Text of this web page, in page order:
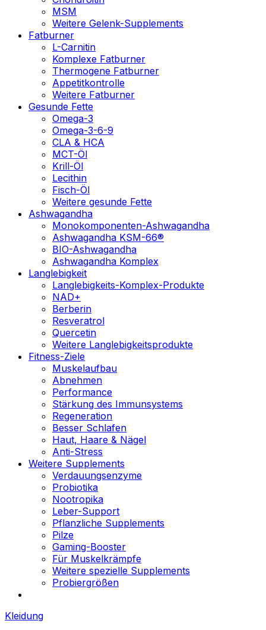
MSM
Weitere Gelenk-Supplements
Fatburner
L-Carnitin
Komplexe Fatburner
Thermogene Fatburner
Appetitkontrolle
Weitere Fatburner
Gesunde Fette
Omega-3
Omega-3-6-9
CLA & HCA
MCT-Öl
Krill-Öl
Lecithin
Fisch-Öl
Weitere gesunde Fette
Ashwagandha
Monokomponenten-Ashwagandha
Ashwagandha KSM-66®
BIO-Ashwagandha
Ashwagandha Komplex
Langlebigkeit
Langlebigkeits-Komplex-Produkte
NAD+
Berberin
Resveratrol
Quercetin
Weitere Langlebigkeitsprodukte
Fitness-Ziele
Muskelaufbau
Abnehmen
Performance
Stärkung des Immunsystems
Regeneration
Besser Schlafen
Haut, Haare & Nägel
Anti-Stress
Weitere Supplements
Verdauungsenzyme
Probiotika
Nootropika
Leber-Support
Pflanzliche Supplements
Pilze
Gaming-Booster
Für Muskelkrämpfe
Weitere spezielle Supplements
Probiergrößen
Kleidung